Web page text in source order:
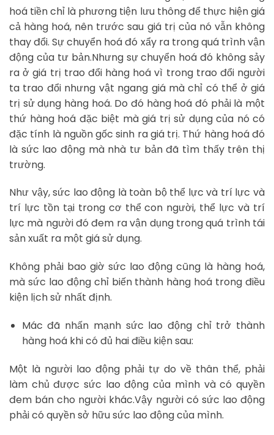
hoá tiền chỉ là phương tiện lưu thông để thực hiện giá
cả hàng hoá, nên trước sau giá trị của nó vẫn không
thay đổi. Sự chuyển hoá đó xẩy ra trong quá trình vận
động của tư bản.Nhưng sự chuyển hoá đó không sảy
ra ở giá trị trao đổi hàng hoá vì trong trao đổi người
ta trao đổi nhưng vật ngang giá mà chỉ có thể ở giá
trị sử dụng hàng hoá. Do đó hàng hoá đó phải là một
thứ hàng hoá đặc biệt mà giá trị sử dụng của nó có
đặc tính là nguồn gốc sinh ra giá trị. Thứ hàng hoá đó
là sức lao động mà nhà tư bản đã tìm thấy trên thị
trường.
Như vậy, sức lao động là toàn bộ thể lực và trí lực và
trí lực tồn tại trong cơ thể con người, thể lực và trí
lực mà người đó đem ra vận dụng trong quá trình tái
sản xuất ra một giá sử dụng.
Không phải bao giờ sức lao động cũng là hàng hoá,
mà sức lao động chỉ biến thành hàng hoá trong điều
kiện lịch sử nhất định.
Mác đã nhấn mạnh sức lao động chỉ trở thành
hàng hoá khi có đủ hai điều kiện sau:
Một là người lao động phải tự do về thân thể, phải
làm chủ được sức lao động của mình và có quyền
đem bán cho người khác.Vậy người có sức lao động
phải có quyền sở hữu sức lao động của mình.